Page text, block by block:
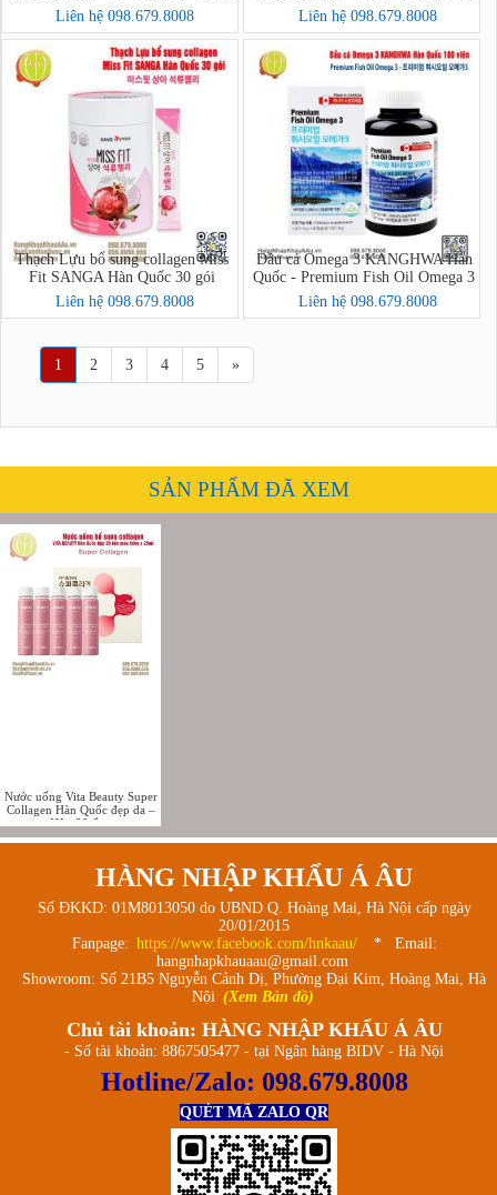
비타민C
Liên hệ 098.679.8008
귤비타민C
Liên hệ 098.679.8008
Thạch Lựu bổ sung collagen Miss
Fit SANGA Hàn Quốc 30 gói
Liên hệ 098.679.8008
Dầu cá Omega 3 KANGHWA Hàn
Quốc - Premium Fish Oil Omega 3
Liên hệ 098.679.8008
1 2 3 4 5 »
SẢN PHẨM ĐÃ XEM
Nước uống Vita Beauty Super
Collagen Hàn Quốc đẹp da –
Hộp 30 ống
HÀNG NHẬP KHẨU Á ÂU
Số ĐKKD: 01M8013050 do UBND Q. Hoàng Mai, Hà Nội cấp ngày
20/01/2015
Fanpage: https://www.facebook.com/hnkaau/
* Email:
hangnhapkhauaau@gmail.com
Showroom: Số 21B5 Nguyễn Cảnh Dị, Phường Đại Kim, Hoàng Mai, Hà
Nội (Xem Bản đồ)
Chủ tài khoản: HÀNG NHẬP KHẨU Á ÂU
- Số tài khoản: 8867505477 - tại Ngân hàng BIDV - Hà Nội
Hotline/Zalo: 098.679.8008
QUÉT MÃ ZALO QR